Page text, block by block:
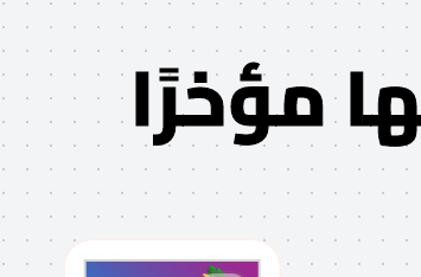
مؤخرًا